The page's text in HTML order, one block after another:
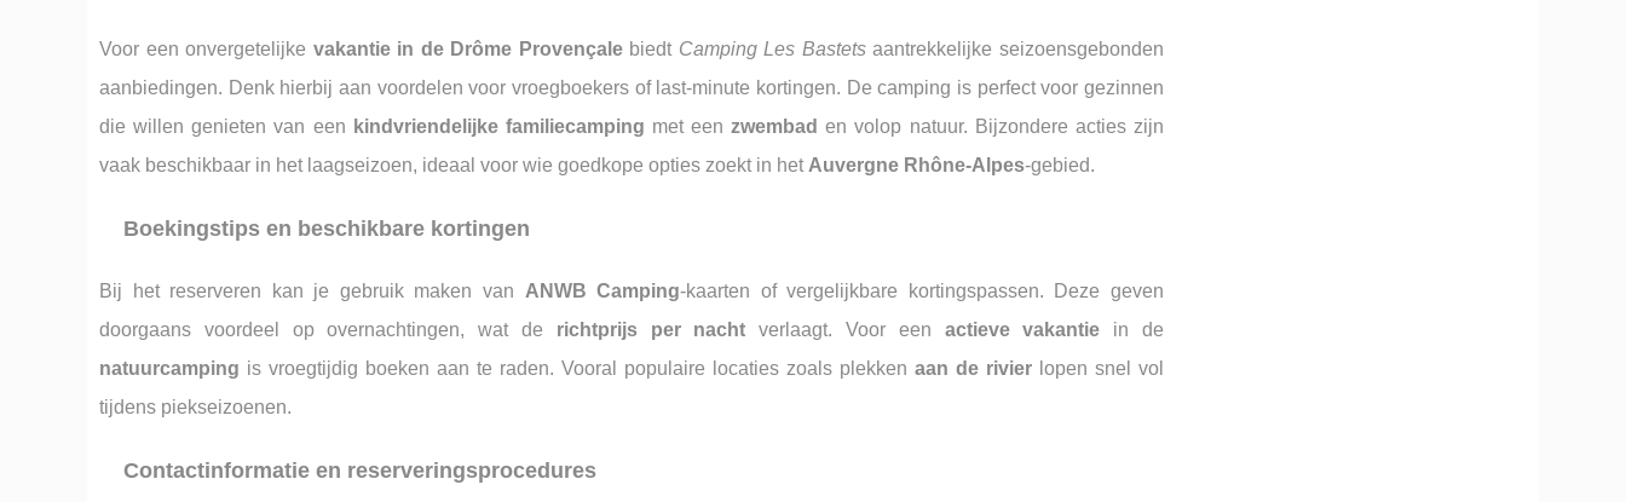
Voor een onvergetelijke vakantie in de Drôme Provençalebiedt Camping Les Bastetsaantrekkelijke seizoensgebonden
aanbiedingen. Denk hierbij aan voordelen voor vroegboekers of last-minute kortingen. De camping is perfect voor gezinnen
die willen genieten van een kindvriendelijke familiecamping met eenzwembad en volop natuur. Bijzondere acties zijn
vaak beschikbaar in het laagseizoen, ideaal voor wie goedkope opties zoekt in het Auvergne Rhône-Alpes-gebied.
Boekingstips en beschikbare kortingen
Bij het reserveren kan je gebruik maken van ANWB Camping-kaarten of vergelijkbare kortingspassen. Deze geven
doorgaans voordeel op overnachtingen, wat de richtprijs per nacht verlaagt. Voor een actieve vakantie in de
natuurcamping is vroegtijdig boeken aan te raden. Vooral populaire locaties zoals plekken aan de rivier lopen snel vol
tijdens piekseizoenen.
Contactinformatie en reserveringsprocedures